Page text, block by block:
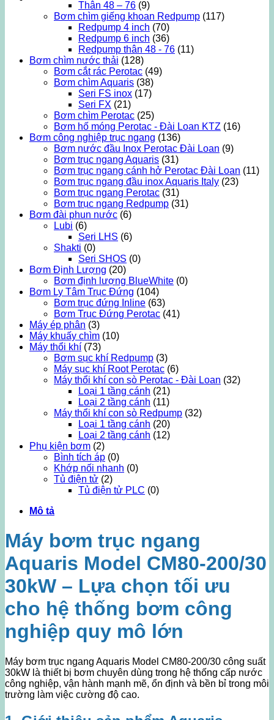
Thân 48 – 76 (9)
Bơm chìm giếng khoan Redpump (117)
Redpump 4 inch (70)
Redpump 6 inch (36)
Redpump thân 48 - 76 (11)
Bơm chìm nước thải (128)
Bơm cắt rác Perotac (49)
Bơm chìm Aquaris (38)
Seri FS inox (17)
Seri FX (21)
Bơm chìm Perotac (25)
Bơm hố móng Perotac - Đài Loan KTZ (16)
Bơm công nghiệp trục ngang (136)
Bơm nước đầu Inox Perotac Đài Loan (9)
Bơm trục ngang Aquaris (31)
Bơm trục ngang cánh hở Perotac Đài Loan (11)
Bơm trục ngang đầu inox Aquaris Italy (23)
Bơm trục ngang Perotac (31)
Bơm trục ngang Redpump (31)
Bơm đài phun nước (6)
Lubi (6)
Seri LHS (6)
Shakti (0)
Seri SHOS (0)
Bơm Định Lượng (20)
Bơm định lượng BlueWhite (0)
Bơm Ly Tâm Trục Đứng (104)
Bơm trục đứng Inline (63)
Bơm Trục Đứng Perotac (41)
Máy ép phân (3)
Máy khuấy chìm (10)
Máy thổi khí (73)
Bơm sục khí Redpump (3)
Máy sục khí Root Perotac (6)
Máy thổi khí con sò Perotac - Đài Loan (32)
Loại 1 tầng cánh (21)
Loại 2 tầng cánh (11)
Máy thổi khí con sò Redpump (32)
Loại 1 tầng cánh (20)
Loại 2 tầng cánh (12)
Phụ kiện bơm (2)
Bình tích áp (0)
Khớp nối nhanh (0)
Tủ điện tử (2)
Tủ điện tử PLC (0)
Mô tả
Máy bơm trục ngang
Aquaris Model CM80-200/30
30kW – Lựa chọn tối ưu
cho hệ thống bơm công
nghiệp quy mô lớn
Máy bơm trục ngang Aquaris Model CM80-200/30 công suất
30kW là thiết bị bơm chuyên dùng trong hệ thống cấp nước
công nghiệp, vận hành mạnh mẽ, ổn định và bền bỉ trong môi
trường làm việc cường độ cao.